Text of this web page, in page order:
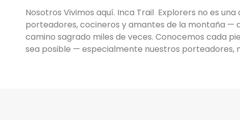
Nosotros Vivimos aquí. Inca Trail Explorers no es
porteadores, cocineros y amantes de la montaña —
camino sagrado miles de veces. Conocemos cada
sea posible — especialmente nuestros porteadores,